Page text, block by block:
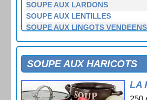
SOUPE AUX LARDONS
SOUPE AUX LENTILLES
SOUPE AUX LINGOTS VENDEENS
SOUPE AUX MOULES
SOUPE AUX ORTIES
SOUPE AUX PETITS POIS
SOUPE AUX PISSENLITS
SOUPE AUX HARICOTS
LA